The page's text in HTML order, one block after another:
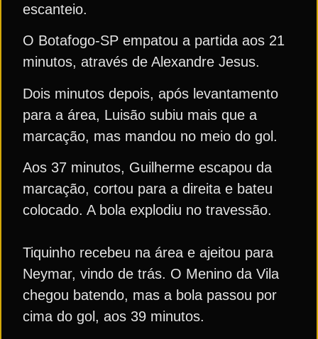
escanteio.
O Botafogo-SP empatou a partida aos 21
minutos, através de Alexandre Jesus.
Dois minutos depois, após levantamento
para a área, Luisão subiu mais que a
marcação, mas mandou no meio do gol.
Aos 37 minutos, Guilherme escapou da
marcação, cortou para a direita e bateu
colocado. A bola explodiu no travessão.
Tiquinho recebeu na área e ajeitou para
Neymar, vindo de trás. O Menino da Vila
chegou batendo, mas a bola passou por
cima do gol, aos 39 minutos.